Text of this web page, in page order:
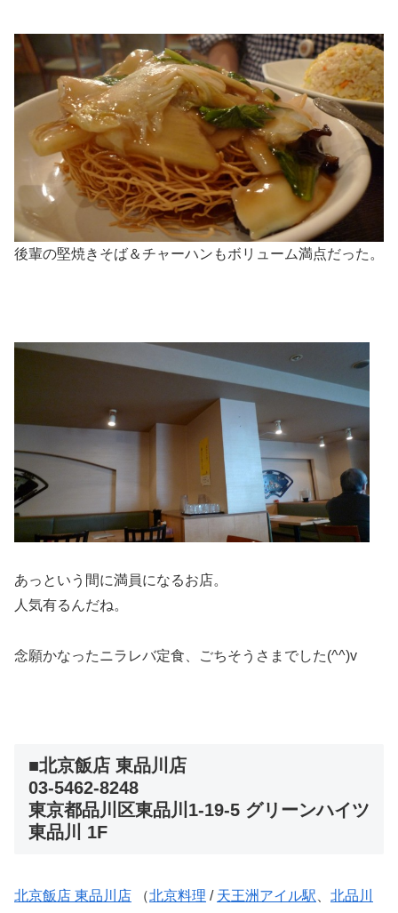
後輩の堅焼きそば＆チャーハンもボリューム満点だった。
あっという間に満員になるお店。
人気有るんだね。
念願かなったニラレバ定食、ごちそうさまでした(^^)v
■北京飯店 東品川店
03-5462-8248
東京都品川区東品川1-19-5 グリーンハイツ
東品川 1F
北京飯店 東品川店 （北京料理 / 天王洲アイル駅
北品川